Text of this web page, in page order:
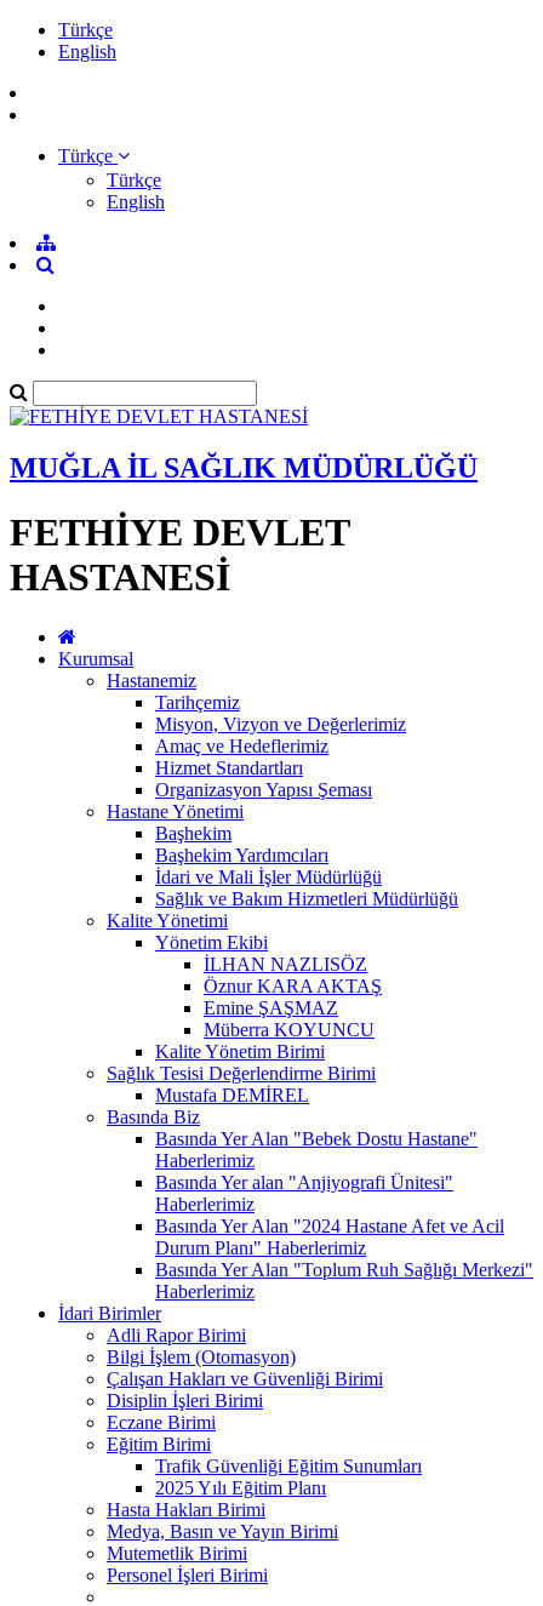
Türkçe
English
Türkçe
Türkçe
English
MUĞLA İL SAĞLIK MÜDÜRLÜĞÜ
FETHİYE DEVLET
HASTANESİ
Kurumsal
Hastanemiz
Tarihçemiz
Misyon, Vizyon ve Değerlerimiz
Amaç ve Hedeflerimiz
Hizmet Standartları
Organizasyon Yapısı Şeması
Hastane Yönetimi
Başhekim
Başhekim Yardımcıları
İdari ve Mali İşler Müdürlüğü
Sağlık ve Bakım Hizmetleri Müdürlüğü
Kalite Yönetimi
Yönetim Ekibi
İLHAN NAZLISÖZ
Öznur KARA AKTAŞ
Emine ŞAŞMAZ
Müberra KOYUNCU
Kalite Yönetim Birimi
Sağlık Tesisi Değerlendirme Birimi
Mustafa DEMİREL
Basında Biz
Basında Yer Alan "Bebek Dostu Hastane"
Haberlerimiz
Basında Yer alan "Anjiyografi Ünitesi"
Haberlerimiz
Basında Yer Alan "2024 Hastane Afet ve Acil
Durum Planı" Haberlerimiz
Basında Yer Alan "Toplum Ruh Sağlığı Merkezi"
Haberlerimiz
İdari Birimler
Adli Rapor Birimi
Bilgi İşlem (Otomasyon)
Çalışan Hakları ve Güvenliği Birimi
Disiplin İşleri Birimi
Eczane Birimi
Eğitim Birimi
Trafik Güvenliği Eğitim Sunumları
2025 Yılı Eğitim Planı
Hasta Hakları Birimi
Medya, Basın ve Yayın Birimi
Mutemetlik Birimi
Personel İşleri Birimi